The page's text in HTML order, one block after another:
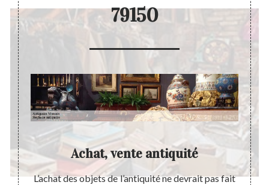
79150
une
Achat, vente antiquité
L’achat des objets de l’antiquité ne devrait pas fait